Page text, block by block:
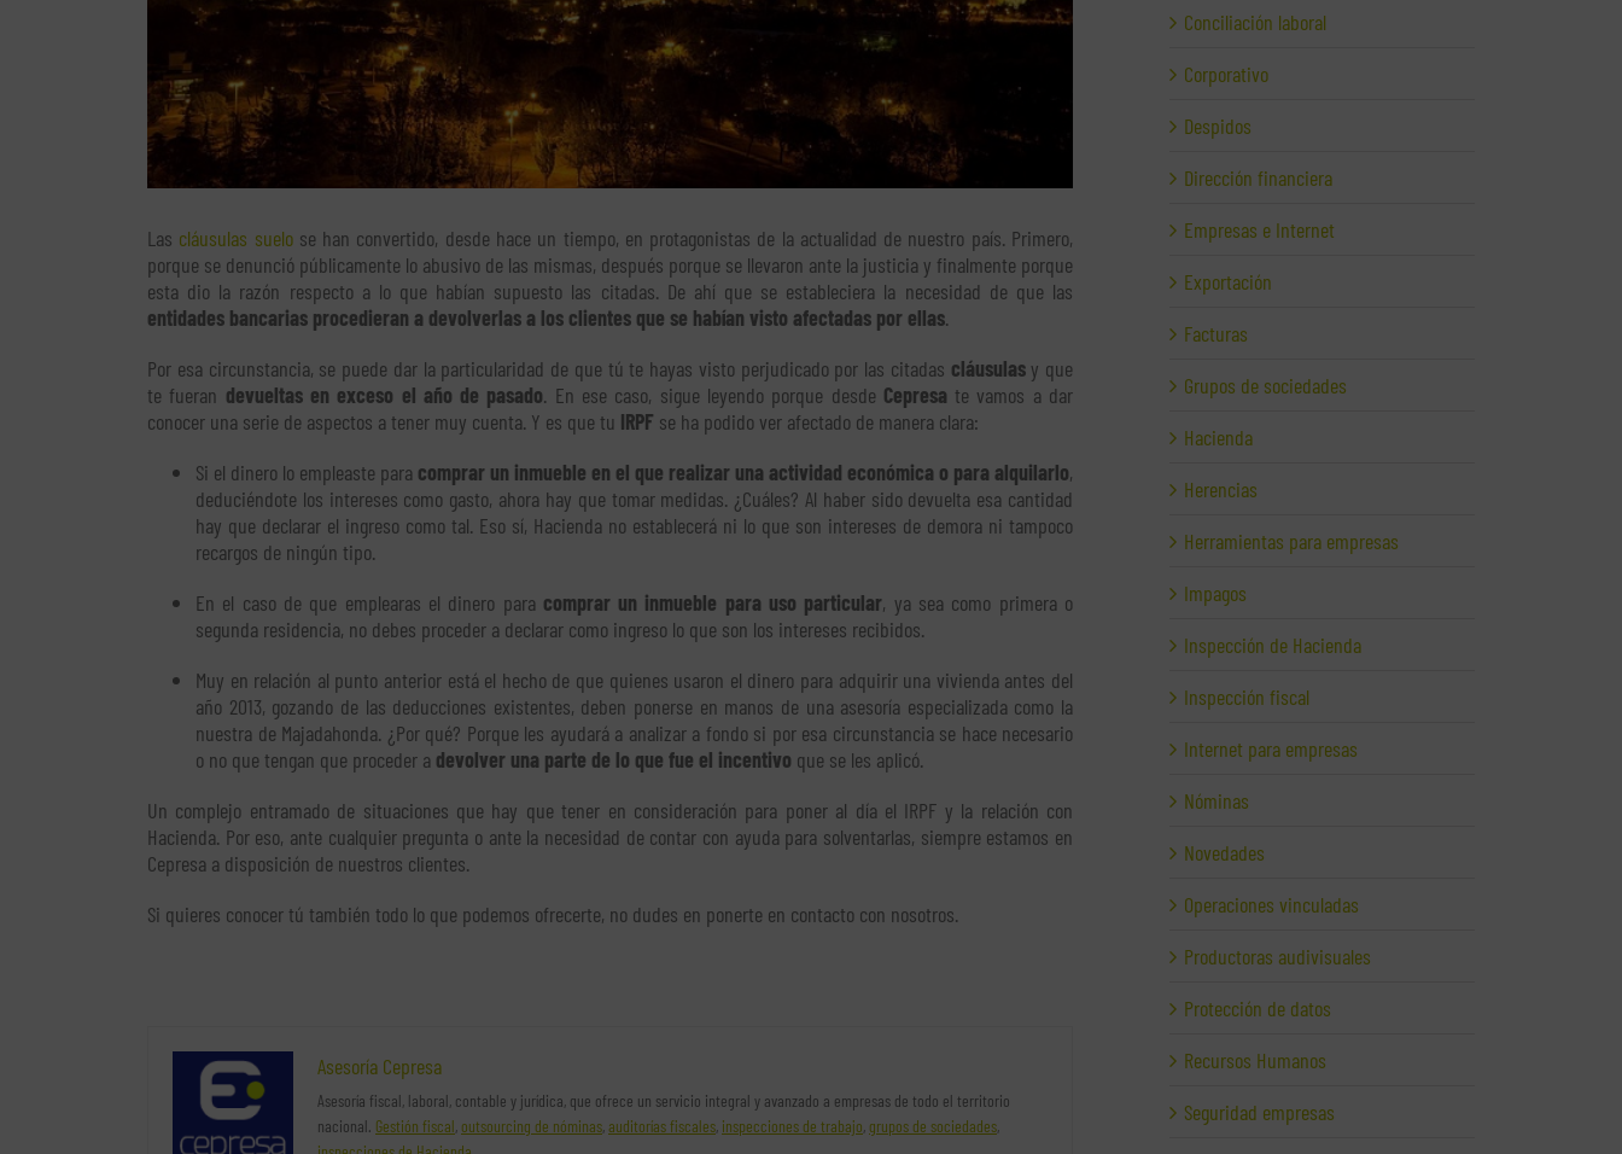
Las cláusulas suelose han convertido, desde hace un tiempo, en protagonistas de la actualidad de nuestro país. Primero,
porque se denunció públicamente lo abusivo de las mismas, después porque se llevaron ante la justicia y finalmente porque
esta dio la razón respecto a lo que habían supuesto las citadas. De ahí que se estableciera la necesidad de que las
entidades bancarias procedieran a devolverlas a los clientes que se habían visto afectadas por ellas.
Por esa circunstancia, se puede dar la particularidad de que tú te hayas visto perjudicado por las citadas cláusulasy que
te fueran devueltas en exceso el año de pasado. En ese caso, sigue leyendo porque desde Cepresa te vamos a dar
conocer una serie de aspectos a tener muy cuenta. Y es que tu IRPF se ha podido ver afectado de manera clara:
Si el dinero lo empleaste para comprar un inmueble en el que realizar una actividad económica o para alquilarlo,
deduciéndote los intereses como gasto, ahora hay que tomar medidas. ¿Cuáles? Al haber sido devuelta esa cantidad
hay que declarar el ingreso como tal. Eso sí, Hacienda no establecerá ni lo que son intereses de demora ni tampoco
recargos de ningún tipo.
En el caso de que emplearas el dinero para comprar un inmueble para uso particular, ya sea como primera o
segunda residencia, no debes proceder a declarar como ingreso lo que son los intereses recibidos.
Muy en relación al punto anterior está el hecho de que quienes usaron el dinero para adquirir una vivienda antes del
año 2013, gozando de las deducciones existentes, deben ponerse en manos de una asesoría especializada como la
nuestra de Majadahonda. ¿Por qué? Porque les ayudará a analizar a fondo si por esa circunstancia se hace necesario
o no que tengan que proceder a devolver una parte de lo que fue el incentivo que se les aplicó.
Un complejo entramado de situaciones que hay que tener en consideración para poner al día el IRPF y la relación con
Hacienda. Por eso, ante cualquier pregunta o ante la necesidad de contar con ayuda para solventarlas, siempre estamos en
Cepresa a disposición de nuestros clientes.
Si quieres conocer tú también todo lo que podemos ofrecerte, no dudes en ponerte en contacto con nosotros.
Asesoría Cepresa
Asesoría fiscal, laboral, contable y jurídica, que ofrece un servicio integral y avanzado a empresas de todo el territorio
nacional. Gestión fiscal, outsourcing de nóminas,auditorías fiscales, inspecciones de trabajo, grupos de sociedades,
Conciliación laboral
Corporativo
Despidos
Dirección financiera
Empresas e Internet
Exportación
Facturas
Grupos de sociedades
Hacienda
Herencias
Herramientas para empresas
Impagos
Inspección de Hacienda
Inspección fiscal
Internet para empresas
Nóminas
Novedades
Operaciones vinculadas
Productoras audivisuales
Protección de datos
Recursos Humanos
Seguridad empresas